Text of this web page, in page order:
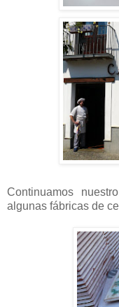
Continuamos
algunas fábricas de